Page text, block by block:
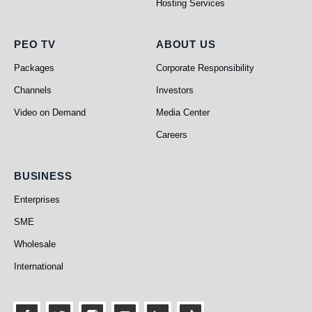
Hosting Services
PEO TV
PEO TV
Packages
Channels
Video on Demand
About Us
ABOUT US
Corporate Responsibility
Investors
Media Center
Careers
Business
BUSINESS
Enterprises
SME
Wholesale
International